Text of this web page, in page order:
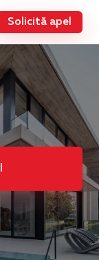
Solicită apel